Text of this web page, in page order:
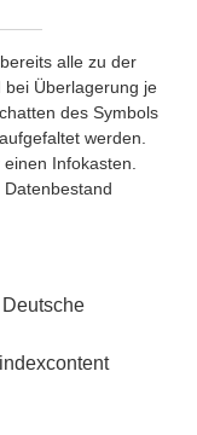
alle zu der
bei Überlagerung je
des Symbols
werden.
Infokasten.